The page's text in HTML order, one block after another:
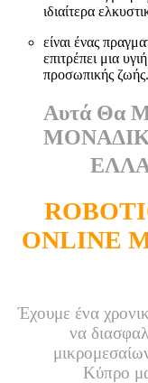
ιδιαίτερα
είναι ένας
επιτρέπει μια
προσωπικής ζωής.
Αυτά Θα
ONLINE
Έχουμε ένα
να
Κύπρο